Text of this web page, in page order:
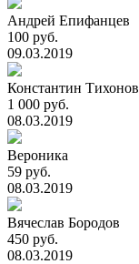
Андрей Епифанцев
100 руб.
09.03.2019
Константин Тихонов
1 000 руб.
08.03.2019
Вероника
59 руб.
08.03.2019
Вячеслав Бородов
450 руб.
08.03.2019